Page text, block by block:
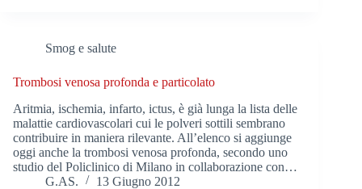
Smog e salute
Trombosi venosa profonda e particolato
Aritmia, ischemia, infarto, ictus, è già lunga la lista delle
malattie cardiovascolari cui le polveri sottili sembrano
contribuire in maniera rilevante. All’elenco si aggiunge
oggi anche la trombosi venosa profonda, secondo uno
studio del Policlinico di Milano in collaborazione con…
G.AS.
13 Giugno 2012